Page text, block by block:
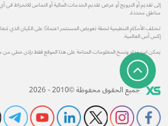
إلى تقديم أو الترويج أو عرض تقديم الخدمات المالية أو التماس للانخراط في
مناطق محددة.
تختلف الأحكام التنظيمية لخطة تعويض المستثمر اعتمادًا على الكيان الذي
إكس أس العالمية.
يمكن استخدام ونسخ المعلومات المتاحة على هذا الموقع فقط بإذن خطي
جميع الحقوق محفوظة ©2010 - 2026